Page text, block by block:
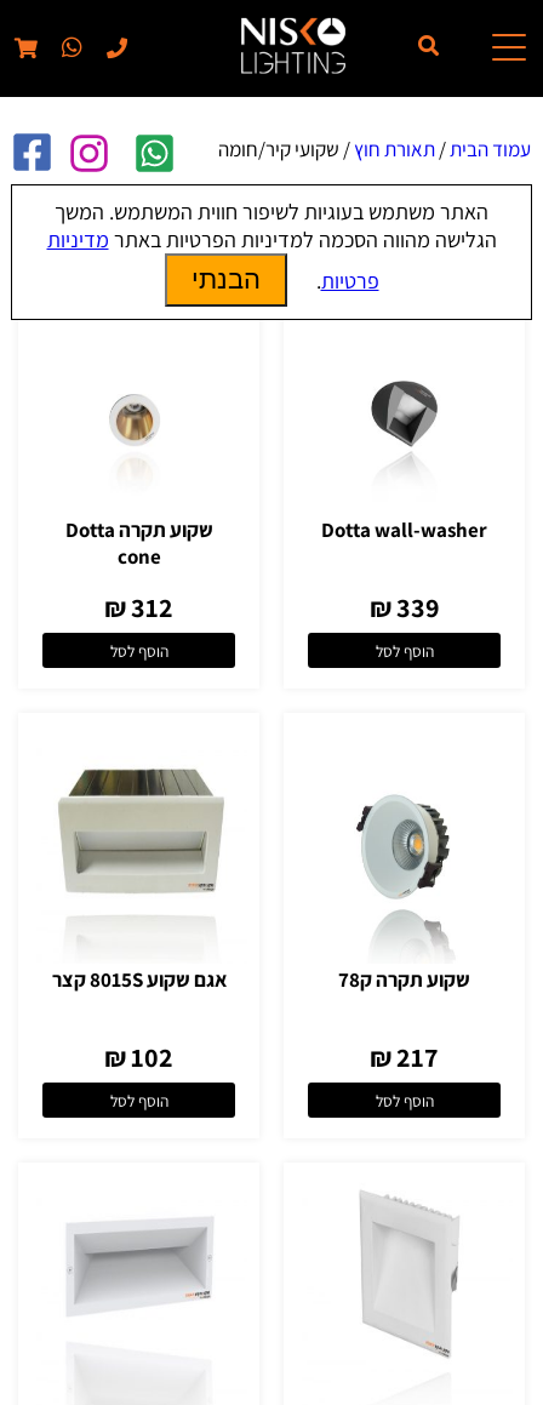
עמוד הבית/תאורת חוץ/ שקועי קיר/חומה
שקועי קיר/חומה
Dotta wall-washer
339 ₪
הוסף לסל
שקוע תקרה Dotta
cone
312 ₪
הוסף לסל
שקוע תקרה ק78
217 ₪
הוסף לסל
אגם שקוע 8015S קצר
102 ₪
הוסף לסל
האתר משתמש בעוגיות לשיפור חווית המשתמש. המשך
הגלישה מהווה הסכמה למדיניות הפרטיות באתר מדיניות
פרטיות. הבנתי